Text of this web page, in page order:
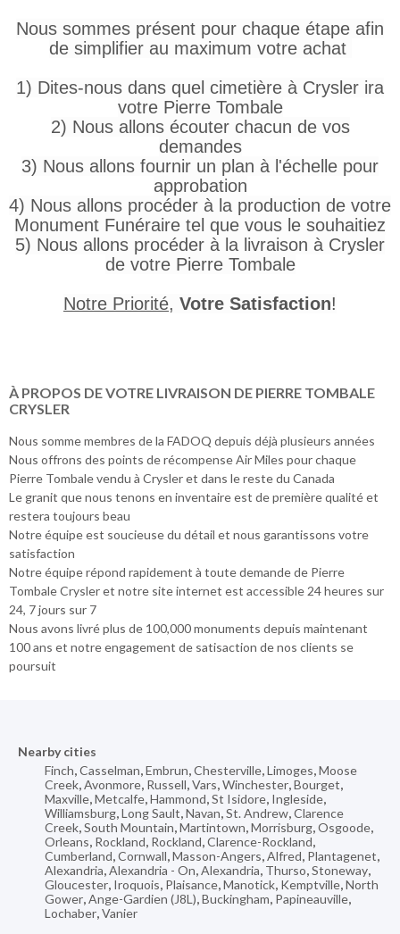
Nous sommes présent pour chaque étape afin
de simplifier au maximum votre achat
1) Dites-nous dans quel cimetière à Crysler ira
votre Pierre Tombale
2) Nous allons écouter chacun de vos
demandes
3) Nous allons fournir un plan à l'échelle pour
approbation
4) Nous allons procéder à la production de votre
Monument Funéraire tel que vous le souhaitiez
5) Nous allons procéder à la livraison à Crysler
de votre Pierre Tombale
Notre Priorité, Votre Satisfaction!
À PROPOS DE VOTRE LIVRAISON DE PIERRE TOMBALE
CRYSLER
Nous somme membres de la FADOQ depuis déjà plusieurs années
Nous offrons des points de récompense Air Miles pour chaque
Pierre Tombale vendu à Crysler et dans le reste du Canada
Le granit que nous tenons en inventaire est de première qualité et
restera toujours beau
Notre équipe est soucieuse du détail et nous garantissons votre
satisfaction
Notre équipe répond rapidement à toute demande de Pierre
Tombale Crysler et notre site internet est accessible 24 heures sur
24, 7 jours sur 7
Nous avons livré plus de 100,000 monuments depuis maintenant
100 ans et notre engagement de satisaction de nos clients se
poursuit
Nearby cities
Finch,Casselman,Embrun,Chesterville,Limoges,Moose
Creek,Avonmore, Russell,Vars,Winchester,Bourget,
Maxville,Metcalfe,Hammond,St Isidore, Ingleside,
Williamsburg,Long Sault,Navan,St. Andrew,Clarence
Creek,South Mountain,Martintown,Morrisburg,Osgoode,
Orleans, Rockland, Rockland,Clarence-Rockland,
Cumberland,Cornwall,Masson-Angers,Alfred, Plantagenet,
Alexandria,Alexandria - On,Alexandria, Thurso,Stoneway,
Gloucester, Iroquois, Plaisance,Manotick, Kemptville,North
Gower,Ange-Gardien (J8L),Buckingham, Papineauville,
Lochaber,Vanier